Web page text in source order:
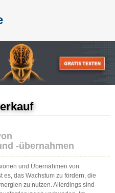
-übernahmen
und Übernahmen von
es, das Wachstum zu fördern, die
zu nutzen. Allerdings sind